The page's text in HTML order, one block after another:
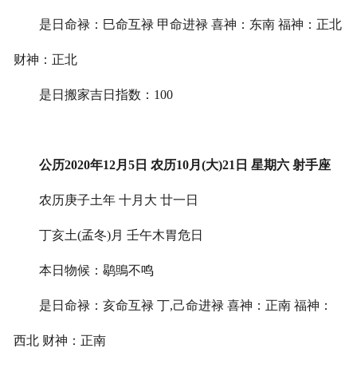
是日命禄：巳命互禄 甲命进禄 喜神：东南 福神：正北
财神：正北
是日搬家吉日指数：100
公历2020年12月5日 农历10月(大)21日 星期六 射手座
农历庚子土年 十月大 廿一日
丁亥土(孟冬)月 壬午木胃危日
本日物候：鹖鴠不鸣
是日命禄：亥命互禄 丁,己命进禄 喜神：正南 福神：
西北 财神：正南